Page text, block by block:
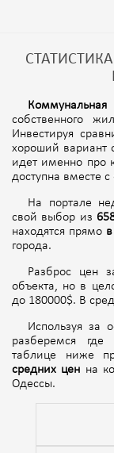
собственного
Инвестируя
хороший вариант
идет именно про
доступна вместе
На портале
свой выбор из
находятся прямо
города.
Разброс цен
объекта, но в
до 180000$. В
Используя за
разберемся
таблице ниже
средних цен на
Одессы.